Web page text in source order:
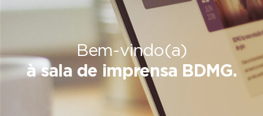
Bem-vindo(a)
à sala de imprensa BDMG.